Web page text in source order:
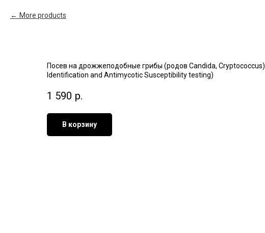
More products
Посев на дрожжеподобные грибы (родов Candida,
Identification and Antimycotic Susceptibility testing)
1 590 р.
В корзину